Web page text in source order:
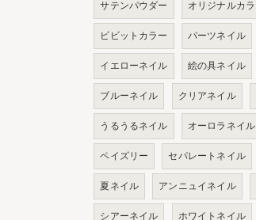
サテンパウダー オリジナルカラ
ビビットカラー パーツネイル
イエローネイル 絵の具ネイル
ブルーネイル クリアネイル
うるうるネイル オーロラネイル
ペイズリー セパレートネイル
夏ネイル アンニュイネイル
シアーネイル ホワイトネイル